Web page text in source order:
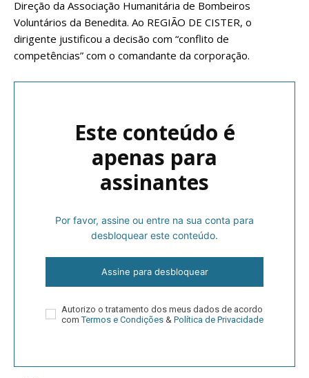
Direção da Associação Humanitária de Bombeiros
Voluntários da Benedita. Ao REGIÃO DE CISTER, o
dirigente justificou a decisão com “conflito de
competências” com o comandante da corporação.
Este conteúdo é
apenas para
assinantes
Por favor, assine ou entre na sua conta para
desbloquear este conteúdo.
Assine para desbloquear
Autorizo o tratamento dos meus dados de acordo
comTermos e Condições & Política de Privacidade